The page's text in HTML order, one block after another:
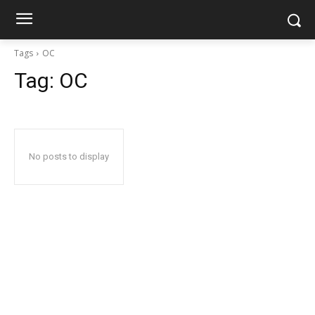
Tags OC
Tag: OC
No posts to display